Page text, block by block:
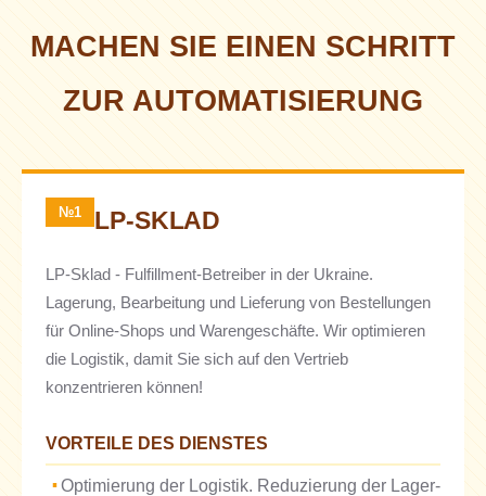
MACHEN SIE EINEN SCHRITT
ZUR AUTOMATISIERUNG
№1 LP-SKLAD
LP-Sklad - Fulfillment-Betreiber in der Ukraine.
Lagerung, Bearbeitung und Lieferung von Bestellungen
für Online-Shops und Warengeschäfte. Wir optimieren
die Logistik, damit Sie sich auf den Vertrieb
konzentrieren können!
VORTEILE DES DIENSTES
Optimierung der Logistik. Reduzierung der Lager-